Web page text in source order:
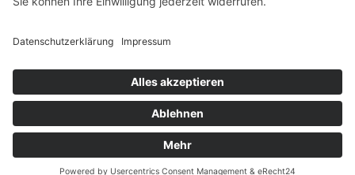
Widerrufsrecht MS
Kontakt
Garantiefall
Batterieverordnung
Ergänzende Allgemeine Geschäftsbedingungen zum